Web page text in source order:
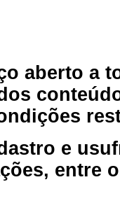
aberto a
e
entre